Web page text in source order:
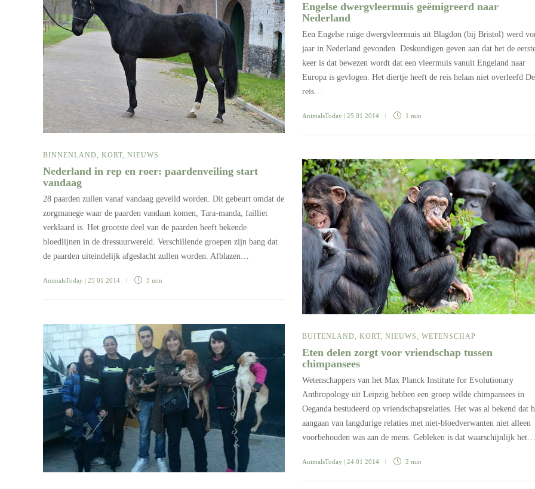
Engelse dwergvleermuis geëmigreerd naar
Nederland
Een Engelse ruige dwergvleermuis uit Blagdon (bij Bristol) werd
jaar in Nederland gevonden. Deskundigen geven aan dat het de
keer is dat bewezen wordt dat een vleermuis vanuit Engeland naar
Europa is gevlogen. Het diertje heeft de reis helaas niet overleefd De
reis…
AnimalsToday | 25 01 2014 1 min
BINNENLAND, KORT, NIEUWS
Nederland in rep en roer: paardenveiling start
vandaag
28 paarden zullen vanaf vandaag geveild worden. Dit gebeurt omdat de
zorgmanege waar de paarden vandaan komen, Tara-manda, failliet
verklaard is. Het grootste deel van de paarden heeft bekende
bloedlijnen in de dressuurwereld. Verschillende groepen zijn bang dat
de paarden uiteindelijk afgeslacht zullen worden. Afblazen…
AnimalsToday | 25 01 2014 3 min
BUITENLAND, KORT, NIEUWS, WETENSCHAP
Eten delen zorgt voor vriendschap tussen
chimpansees
Wetenschappers van het Max Planck Institute for Evolutionary
Anthropology uit Leipzig hebben een groep wilde chimpansees in
Oeganda bestudeerd op vriendschapsrelaties. Het was al bekend dat
aangaan van langdurige relaties met niet-bloedverwanten niet alleen
voorbehouden was aan de mens. Gebleken is dat waarschijnlijk het…
AnimalsToday | 24 01 2014 2 min